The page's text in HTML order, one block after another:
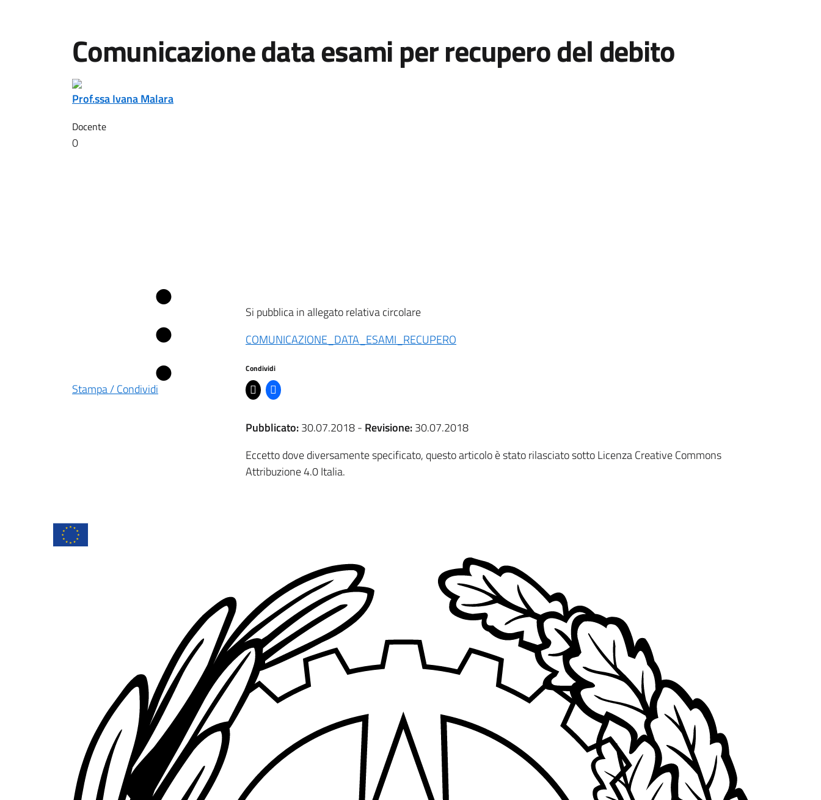
Comunicazione data esami per recupero del debito
Prof.ssa Ivana Malara
Docente
0
Si pubblica in allegato relativa circolare
COMUNICAZIONE_DATA_ESAMI_RECUPERO
Condividi
Pubblicato:30.07.2018- Revisione:30.07.2018
Eccetto dove diversamente specificato, questo articolo è stato rilasciato sotto Licenza Creative Commons
Attribuzione 4.0 Italia.
Stampa / Condividi